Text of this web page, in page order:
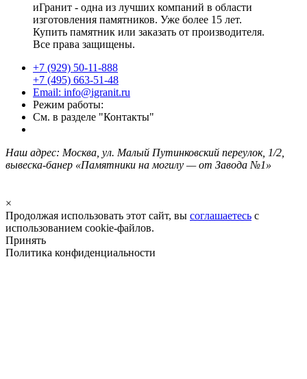
иГранит - одна из лучших компаний в области
изготовления памятников. Уже более 15 лет.
Купить памятник или заказать от производителя.
Все права защищены.
+7 (929) 50-11-888
+7 (495) 663-51-48
Email: info@igranit.ru
Режим работы:
См. в разделе "Контакты"
Наш адрес: Москва, ул. Малый Путинковский переулок, 1/2,
вывеска-банер «Памятники на могилу — от Завода №1»
×
Продолжая использовать этот сайт, вы соглашаетесь с
использованием cookie-файлов.
Принять
Политика конфиденциальности